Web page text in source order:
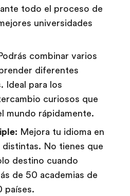
todo el proceso de
universidades
combinar varios
diferentes
Ideal para los
curiosos que
mundo rápidamente.
Mejora tu idioma en
No tienes que
destino cuando
de 50 academias de
países.